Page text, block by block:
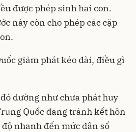
được phép sinh hai con.
này còn cho phép các cặp
giảm phát kéo dài, điều gì
dường như chưa phát huy
Quốc đang tránh kết hôn
nhanh đến mức dân số